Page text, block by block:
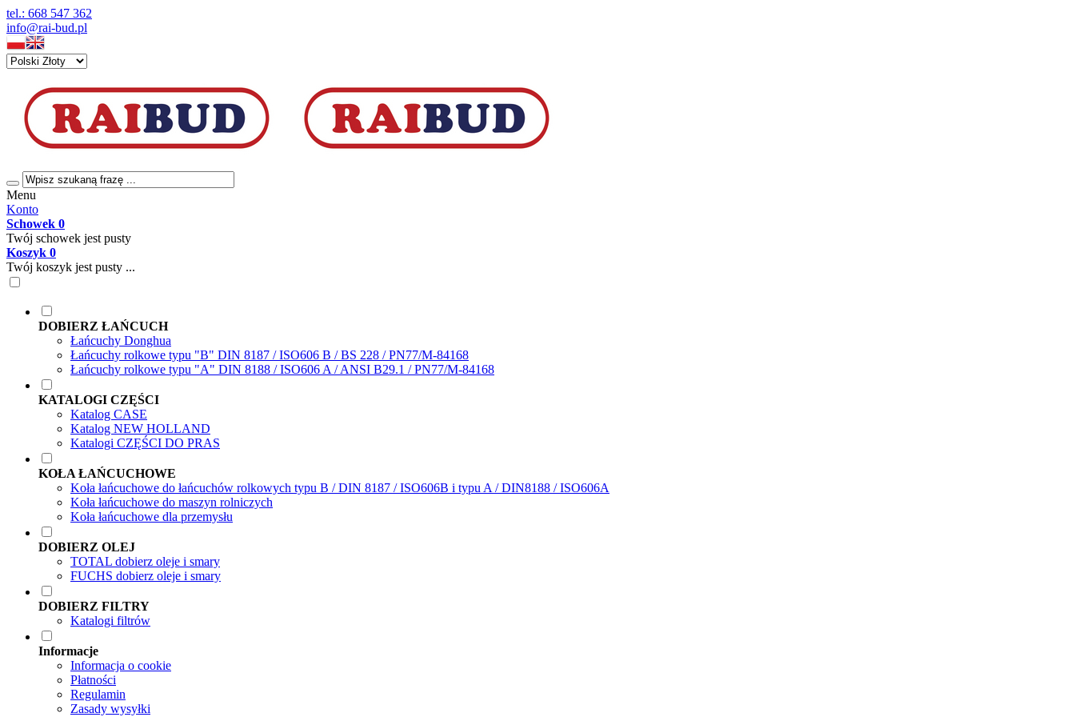
tel.: 668 547 362
info@rai-bud.pl
Menu
Konto
Schowek 0
Twój schowek jest pusty
Koszyk 0
Twój koszyk jest pusty ...
DOBIERZ ŁAŃCUCH
Łańcuchy Donghua
Łańcuchy rolkowe typu "B" DIN 8187 / ISO606 B / BS 228 / PN77/M-84168
Łańcuchy rolkowe typu "A" DIN 8188 / ISO606 A / ANSI B29.1 / PN77/M-84168
KATALOGI CZĘŚCI
Katalog CASE
Katalog NEW HOLLAND
Katalogi CZĘŚCI DO PRAS
KOŁA ŁAŃCUCHOWE
Koła łańcuchowe do łańcuchów rolkowych typu B / DIN 8187 / ISO606B i typu A / DIN8188 / ISO606A
Koła łańcuchowe do maszyn rolniczych
Koła łańcuchowe dla przemysłu
DOBIERZ OLEJ
TOTAL dobierz oleje i smary
FUCHS dobierz oleje i smary
DOBIERZ FILTRY
Katalogi filtrów
Informacje
Informacja o cookie
Płatności
Regulamin
Zasady wysyłki